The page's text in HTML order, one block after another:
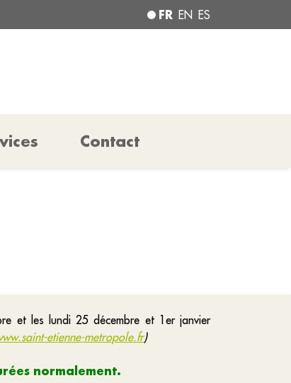
FR EN ES
Contact
et les lundi 25 décembre et 1 erjanvier
etienne-metropole.fr)
normalement.